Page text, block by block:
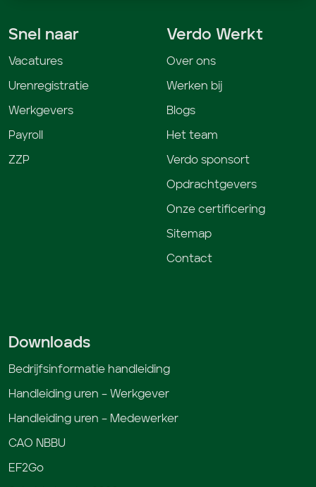
Snel naar
Vacatures
Urenregistratie
Werkgevers
Payroll
ZZP
Verdo Werkt
Over ons
Werken bij
Blogs
Het team
Verdo sponsort
Opdrachtgevers
Onze certificering
Sitemap
Contact
Downloads
Bedrijfsinformatie handleiding
Handleiding uren – Werkgever
Handleiding uren – Medewerker
CAO NBBU
EF2Go